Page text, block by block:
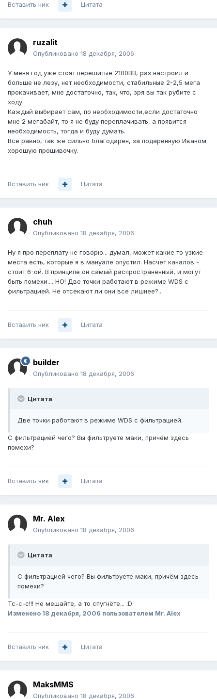
Вставить ник Цитата
ruzalit
Опубликовано 18 декабря, 2006
У меня год уже стоят перешитые 2100BB, раз настроил и
больше не лезу, нет необходимости, стабильные 2-2,5 мега
прокачивает, мне достаточно, так, что, зря вы так рубите с
ходу.
Каждый выбирает сам, по необходимости,если достаточно
мне 2 мегабайт, то я не буду переплачивать, а появится
необходимость, тогда и буду думать.
Все равно, так же сильно благодарен, за подаренную Иваном
хорошую прошивочку.
Вставить ник Цитата
chuh
Опубликовано 18 декабря, 2006
Ну я про переплату не говорю... думал, может какие то узкие
места есть, которые я в мануале опустил. Насчет каналов -
стоит 6-ой. В принципе он самый распространенный, и могут
быть помехи.... НО! Две точки работают в режиме WDS с
фильтрацией. Не отсекают ли они все лишнее?..
Вставить ник Цитата
builder
Опубликовано 18 декабря, 2006
Цитата
Две точки работают в режиме WDS с фильтрацией.
С фильтрацией чего? Вы фильтруете маки, причём здесь
помехи?
Вставить ник Цитата
Mr. Alex
Опубликовано 18 декабря, 2006
Цитата
С фильтрацией чего? Вы фильтруете маки, причём здесь
помехи?
Тс-с-с!!! Не мешайте, а то спугнёте... :D
Изменено 18 декабря, 2006 пользователем Mr. Alex
Вставить ник Цитата
MaksMMS
Опубликовано 18 декабря, 2006